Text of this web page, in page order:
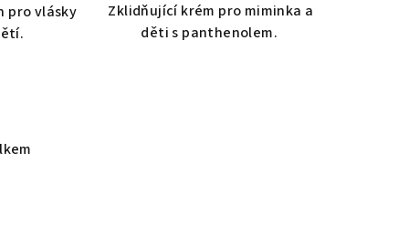
pro vlásky
Zklidňující krém pro miminka a
děti s panthenolem.